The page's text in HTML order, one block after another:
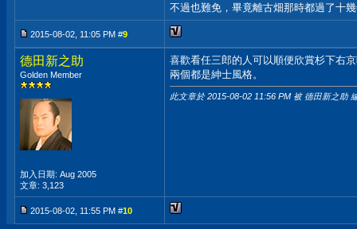
不過也難免，畢竟離古畑那時都過了十
2015-08-02, 11:05 PM #9
德田新之助
Golden Member
加入日期: Aug 2005
文章: 3,123
喜歡看任三郎的人可以順便欣賞杉下右
兩個都是紳士風格。
此文章於 2015-08-02 11:56 PM 被 德田新之助
2015-08-02, 11:55 PM #10